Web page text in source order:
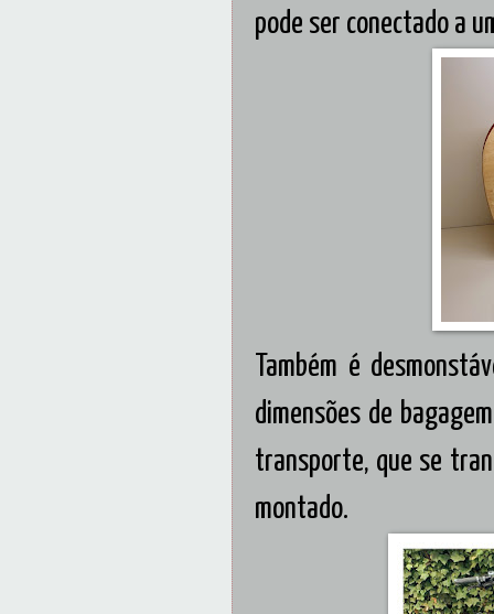
pode ser conectado a
Também é
dimensões de
transporte, que se
montado.